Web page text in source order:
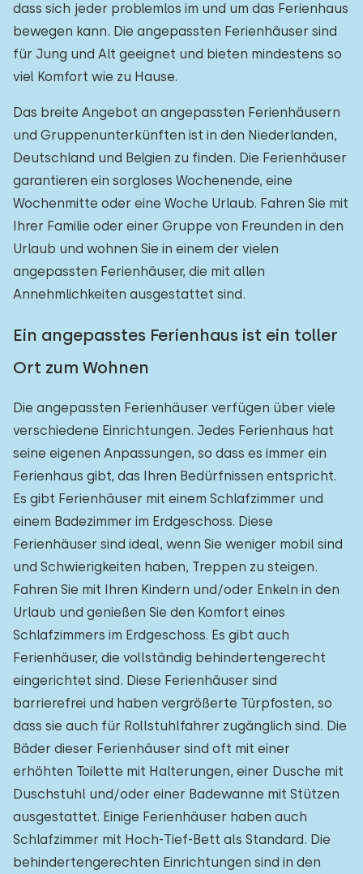
dass sich jeder problemlos im und um das Ferienhaus
bewegen kann. Die angepassten Ferienhäuser sind
für Jung und Alt geeignet und bieten mindestens so
viel Komfort wie zu Hause.
Das breite Angebot an angepassten Ferienhäusern
und Gruppenunterkünften ist in den Niederlanden,
Deutschland und Belgien zu finden. Die Ferienhäuser
garantieren ein sorgloses Wochenende, eine
Wochenmitte oder eine Woche Urlaub. Fahren Sie mit
Ihrer Familie oder einer Gruppe von Freunden in den
Urlaub und wohnen Sie in einem der vielen
angepassten Ferienhäuser, die mit allen
Annehmlichkeiten ausgestattet sind.
Ein angepasstes Ferienhaus ist ein toller
Ort zum Wohnen
Die angepassten Ferienhäuser verfügen über viele
verschiedene Einrichtungen. Jedes Ferienhaus hat
seine eigenen Anpassungen, so dass es immer ein
Ferienhaus gibt, das Ihren Bedürfnissen entspricht.
Es gibt Ferienhäuser mit einem Schlafzimmer und
einem Badezimmer im Erdgeschoss. Diese
Ferienhäuser sind ideal, wenn Sie weniger mobil sind
und Schwierigkeiten haben, Treppen zu steigen.
Fahren Sie mit Ihren Kindern und/oder Enkeln in den
Urlaub und genießen Sie den Komfort eines
Schlafzimmers im Erdgeschoss. Es gibt auch
Ferienhäuser, die vollständig behindertengerecht
eingerichtet sind. Diese Ferienhäuser sind
barrierefrei und haben vergrößerte Türpfosten, so
dass sie auch für Rollstuhlfahrer zugänglich sind. Die
Bäder dieser Ferienhäuser sind oft mit einer
erhöhten Toilette mit Halterungen, einer Dusche mit
Duschstuhl und/oder einer Badewanne mit Stützen
ausgestattet. Einige Ferienhäuser haben auch
Schlafzimmer mit Hoch-Tief-Bett als Standard. Die
behindertengerechten Einrichtungen sind in den